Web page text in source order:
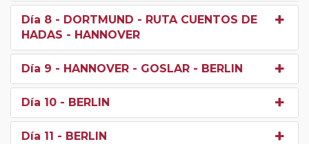
Día 8 - DORTMUND - RUTA CUENTOS DE
HADAS - HANNOVER
Día 9 - HANNOVER - GOSLAR - BERLIN
Día 10 - BERLIN
Día 11 - BERLIN